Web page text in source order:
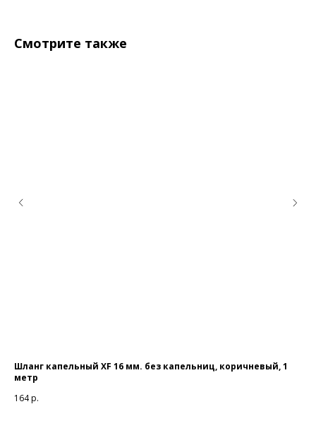
Смотрите также
Шланг капельный XF 16 мм. без капельниц, коричневый, 1
метр
164р.